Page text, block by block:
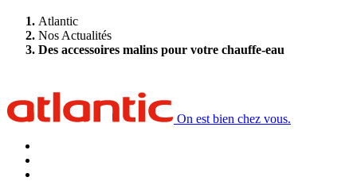
Atlantic
Nos Actualités
Des accessoires malins pour votre chauffe-eau
On est bien chez vous.